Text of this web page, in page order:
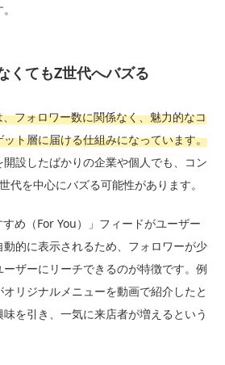
くてもZ世代へバズる
フォロワー数に関係なく、魅力的なコ
ト層に届ける仕組みになっています。
設したばかりの企業や個人でも、コン
代を中心にバズる可能性があります。
め（For You）」フィードがユーザー
的に表示されるため、フォロワーが少
ザーにリーチできるのが特徴です。例
リジナルメニューを動画で紹介したと
を引き、一気に来店者が増えるという